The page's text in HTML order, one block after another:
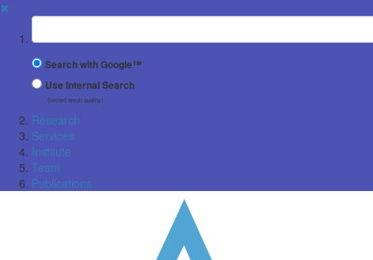
✖
Suchbegriff
Search with Google™
Use Internal Search
(limited result quality)
Research
Services
Institute
Team
Publications